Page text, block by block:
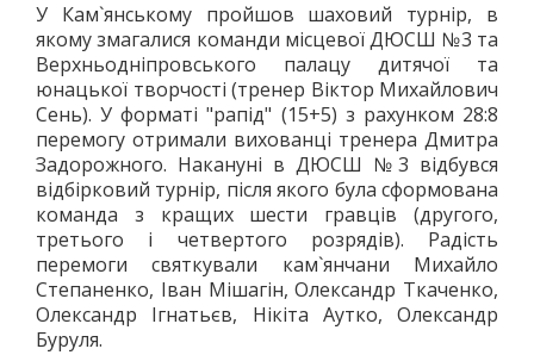
У Кам`янському пройшов шаховий турнір, в
якому змагалися команди місцевої ДЮСШ №3 та
Верхньодніпровського палацу дитячої та
юнацької творчості (тренер Віктор Михайлович
Сень). У форматі "рапід" (15+5) з рахунком 28:8
перемогу отримали вихованці тренера Дмитра
Задорожного. Накануні в ДЮСШ №3 відбувся
відбірковий турнір, після якого була сформована
команда з кращих шести гравців (другого,
третього і четвертого розрядів). Радість
перемоги святкували кам`янчани Михайло
Степаненко, Іван Мішагін, Олександр Ткаченко,
Олександр Ігнатьєв, Нікіта Аутко, Олександр
Буруля.